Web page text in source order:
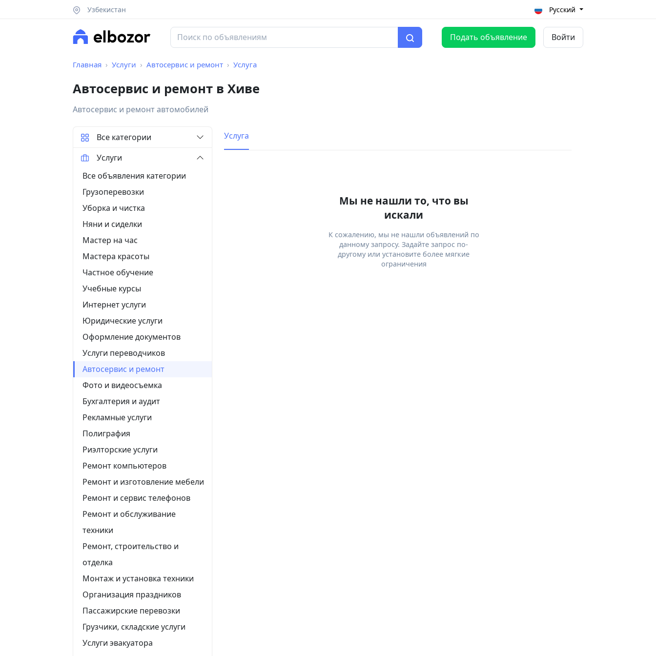
Узбекистан Русский
Подать объявление Войти
Главная Услуги Автосервис и ремонт Услуга
Автосервис и ремонт в Хиве
Автосервис и ремонт автомобилей
Услуга
Мы не нашли то, что вы
искали
К сожалению, мы не нашли объявлений по
данному запросу. Задайте запрос по-
другому или установите более мягкие
ограничения
Все категории
Услуги
Все объявления категории
Грузоперевозки
Уборка и чистка
Няни и сиделки
Мастер на час
Мастера красоты
Частное обучение
Учебные курсы
Интернет услуги
Юридические услуги
Оформление документов
Услуги переводчиков
Автосервис и ремонт
Фото и видеосъемка
Бухгалтерия и аудит
Рекламные услуги
Полиграфия
Риэлторские услуги
Ремонт компьютеров
Ремонт и изготовление мебели
Ремонт и сервис телефонов
Ремонт и обслуживание
техники
Ремонт, строительство и
отделка
Монтаж и установка техники
Организация праздников
Пассажирские перевозки
Грузчики, складские услуги
Услуги эвакуатора